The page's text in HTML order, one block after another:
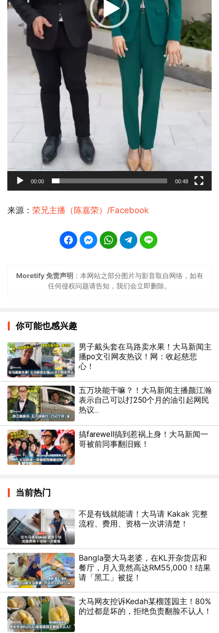
00:00 00:48
来源： 荣兄主播（陈嘉荣）/Facebook
Moretify 免责声明 ：本网站之部分图片与影音取自网络，如有
任何侵权问题请告知，我们会立即删除。
你可能也感兴趣
男子戴头套在马路卖水果！大马新闻主
播po文引网友热议！网：收起慈悲
心！
五万块能干嘛？！大马新闻主播颜江瀚
表示自己可以打250个月的油引起网民
热议...
搞farewell搞到惹祸上身！大马新闻一
哥被前同事翻旧账！
当前热门
不是有钱就能请！大马请 Kakak 完整
流程、费用、资格一次讲清楚！
Bangla娶大马老婆，在KL开杂货店和
餐厅，月入竟然高达RM55,000！结果
请「黑工」被捉！
大马网友控诉Kedah某榴莲园主！80%
的过都是坏的，拒绝负责翻脸不认人！